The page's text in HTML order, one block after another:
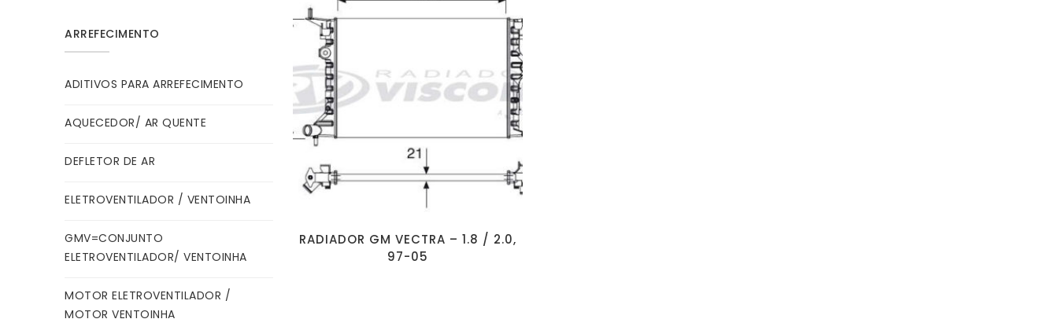
RADIADOR GM VECTRA – 1.8 / 2.0,
97-05
ARREFECIMENTO
ADITIVOS PARA ARREFECIMENTO
AQUECEDOR/ AR QUENTE
DEFLETOR DE AR
ELETROVENTILADOR / VENTOINHA
GMV=CONJUNTO
ELETROVENTILADOR/ VENTOINHA
MOTOR ELETROVENTILADOR /
MOTOR VENTOINHA